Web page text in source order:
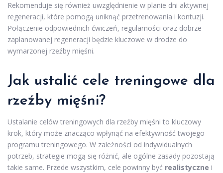
Rekomenduje się również uwzględnienie w planie dni aktywnej
regeneracji, które pomogą uniknąć przetrenowania i kontuzji.
Połączenie odpowiednich ćwiczeń, regularności oraz dobrze
zaplanowanej regeneracji będzie kluczowe w drodze do
wymarzonej rzeźby mięśni.
Jak ustalić cele treningowe dla
rzeźby mięśni?
Ustalanie celów treningowych dla rzeźby mięśni to kluczowy
krok, który może znacząco wpłynąć na efektywność twojego
programu treningowego. W zależności od indywidualnych
potrzeb, strategie mogą się różnić, ale ogólne zasady pozostają
takie same. Przede wszystkim, cele powinny być realistyczne i